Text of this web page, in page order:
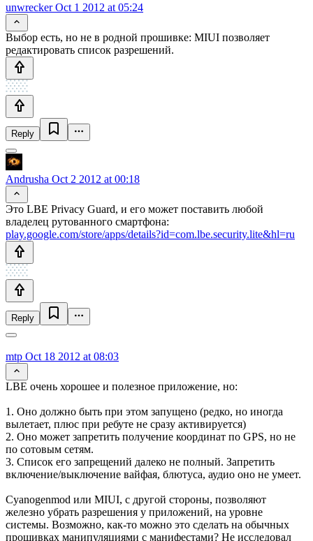
unwreckerOct 1 2012 at 05:24
Выбор есть, но не в родной прошивке: MIUI позволяет
редактировать список разрешений.
Reply
Andrusha Oct 2 2012 at 00:18
Это LBE Privacy Guard, и его может поставить любой
владелец рутованного смартфона:
play.google.com/store/apps/details?id=com.lbe.security.lite&hl=ru
Reply
mtp Oct 18 2012 at 08:03
LBE очень хорошее и полезное приложение, но:
1. Оно должно быть при этом запущено (редко, но иногда
вылетает, плюс при ребуте не сразу активируется)
2. Оно может запретить получение координат по GPS, но не
по сотовым сетям.
3. Список его запрещений далеко не полный. Запретить
включение/выключение вайфая, блютуса, аудио оно не умеет.
Cyanogenmod или MIUI, с другой стороны, позволяют
железно убрать разрешения у приложений, на уровне
системы. Возможно, как-то можно это сделать на обычных
прошивках манипуляциями с манифестами? Не исследовал